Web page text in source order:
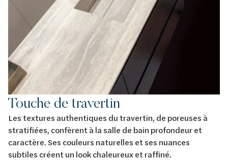
Touche de travertin
Les textures authentiques du travertin, de poreuses à
stratifiées, confèrent à la salle de bain profondeur et
caractère. Ses couleurs naturelles et ses nuances
subtiles créent un look chaleureux et raffiné.